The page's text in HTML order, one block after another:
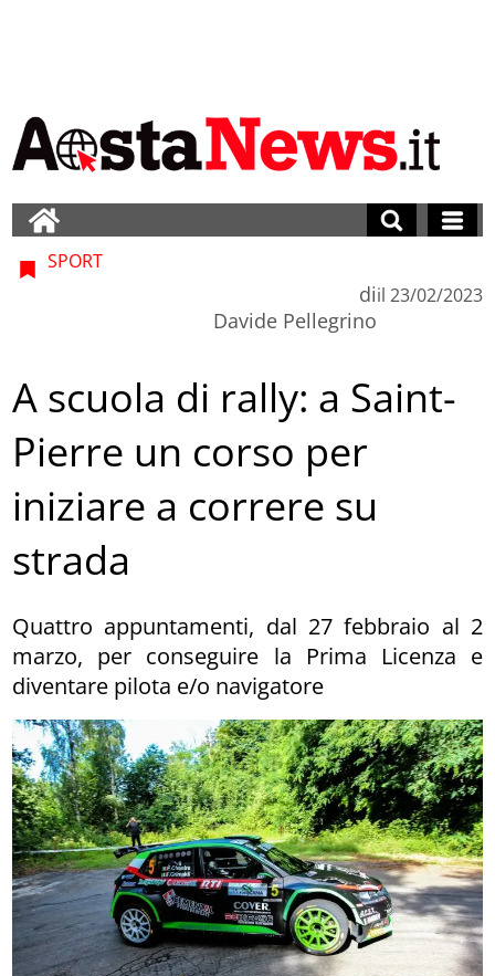
SPORT
di
Davide Pellegrino
il 23/02/2023
A scuola di rally: a Saint-
Pierre un corso per
iniziare a correre su
strada
Quattro appuntamenti, dal 27 febbraio al 2
marzo, per conseguire la Prima Licenza e
diventare pilota e/o navigatore